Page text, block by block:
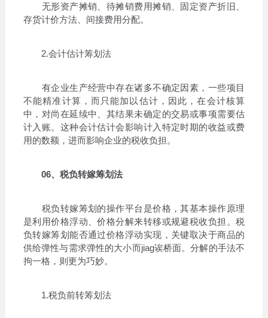
无形资产摊销、待摊销费用摊销、固定资产折旧、
存货计价方法、间接费用分配。
2.会计估计筹划法
有企业生产经营中存在诸多不确定因素，一些项目
不能精准计算，而只能加以估计，因此，在会计核算
中，对尚在延续中、其结果未确定的交易或事项需要估
计入账。这种会计估计会影响计入特定时期的收益或费
用的数额，进而影响企业的税收负担。
06、税负转嫁筹划法
税负转嫁筹划的操作平台是价格，其基本操作原理
是利用价格浮动、价格分解来转移或规避税收负担。税
负转嫁筹划能否通过价格浮动实现，关键取决于商品的
供给弹性与需求弹性的大小而jiag诶桥面。分解的手法不
拘一格，则更为巧妙。
1.税负前转筹划法